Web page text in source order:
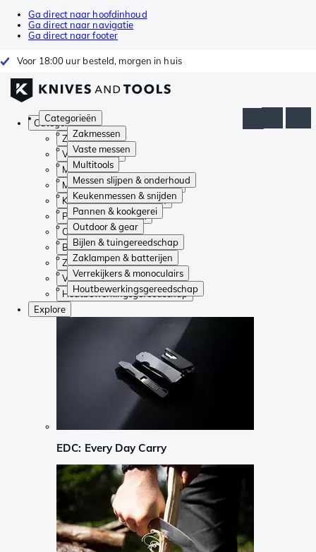
Ga direct naar hoofdinhoud
Ga direct naar navigatie
Ga direct naar footer
Voor 18:00 uur besteld, morgen in huis
Categorieën
Zakmessen
Vaste messen
Multitools
Messen slijpen & onderhoud
Keukenmessen & snijden
Pannen & kookgerei
Outdoor & gear
Bijlen & tuingereedschap
Zaklampen & batterijen
Verrekijkers & monoculairs
Houtbewerkingsgereedschap
Categorieën
Zakmessen
Vaste messen
Multitools
Messen slijpen & onderhoud
Keukenmessen & snijden
Pannen & kookgerei
Outdoor & gear
Bijlen & tuingereedschap
Zaklampen & batterijen
Verrekijkers & monoculairs
Houtbewerkingsgereedschap
Explore
EDC: Every Day Carry